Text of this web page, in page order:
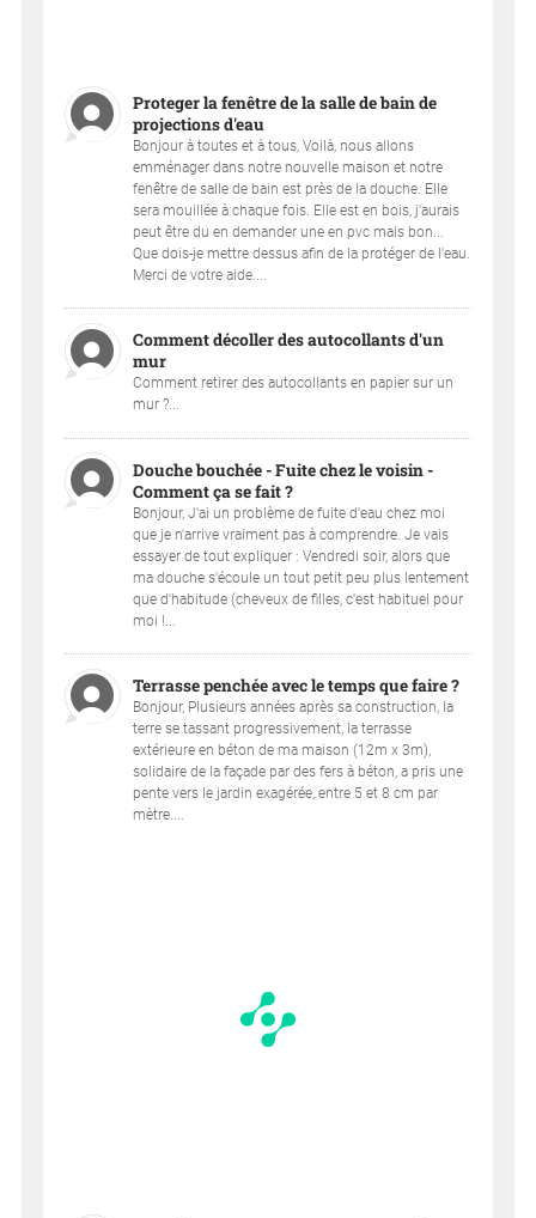
Proteger la fenêtre de la salle de bain de
projections d'eau
Bonjour à toutes et à tous, Voilà, nous allons
emménager dans notre nouvelle maison et notre
fenêtre de salle de bain est près de la douche. Elle
sera mouillée à chaque fois. Elle est en bois, j'aurais
peut être du en demander une en pvc mais bon...
Que dois-je mettre dessus afin de la protéger de l'eau.
Merci de votre aide....
Comment décoller des autocollants d'un
mur
Comment retirer des autocollants en papier sur un
mur ?...
Douche bouchée - Fuite chez le voisin -
Comment ça se fait ?
Bonjour, J'ai un problème de fuite d'eau chez moi
que je n'arrive vraiment pas à comprendre. Je vais
essayer de tout expliquer : Vendredi soir, alors que
ma douche s'écoule un tout petit peu plus lentement
que d'habitude (cheveux de filles, c'est habituel pour
moi !...
Terrasse penchée avec le temps que faire ?
Bonjour, Plusieurs années après sa construction, la
terre se tassant progressivement, la terrasse
extérieure en béton de ma maison (12m x 3m),
solidaire de la façade par des fers à béton, a pris une
pente vers le jardin exagérée, entre 5 et 8 cm par
mètre....